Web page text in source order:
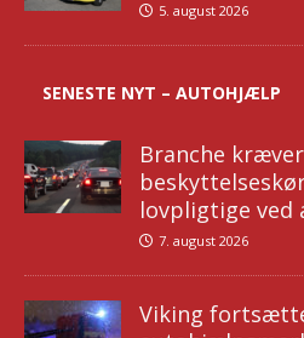
5. august 2026
SENESTE NYT – AUTOHJÆLP
Branche
lovpligtige ved
7. august 2026
Viking